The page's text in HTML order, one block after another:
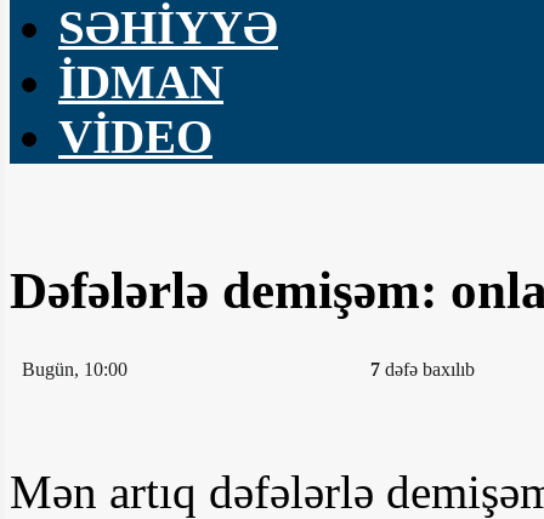
SƏHİYYƏ
İDMAN
VİDEO
Dəfələrlə demişəm:
Bugün, 10:00 7 dəfə baxılıb
Mən artıq dəfələrlə